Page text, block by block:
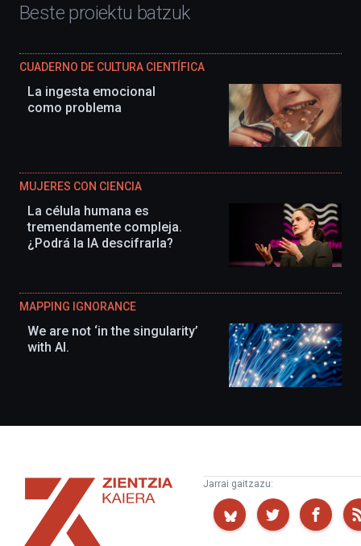
Beste proiektu batzuk
CUADERNO DE CULTURA CIENTÍFICA
La ingesta emocional
como problema
MUJERES CON CIENCIA
La célula humana es
tremendamente compleja.
¿Podrá la IA descifrarla?
MAPPING IGNORANCE
We are not ‘in the singularity’
with AI.
Zientzia
Kaiera
Jarrai gaitzazu: